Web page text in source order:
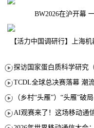
BW2026在沪开幕
【活力中国调研行】上海
TCDL全球总决赛落幕 潮